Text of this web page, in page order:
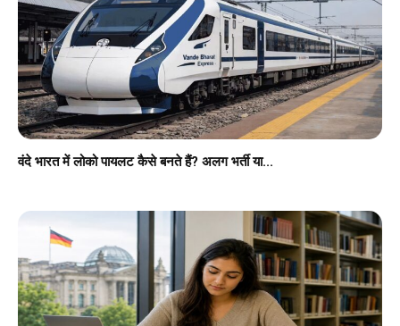
वंदे भारत में लोको पायलट कैसे बनते हैं? अलग भर्ती या...